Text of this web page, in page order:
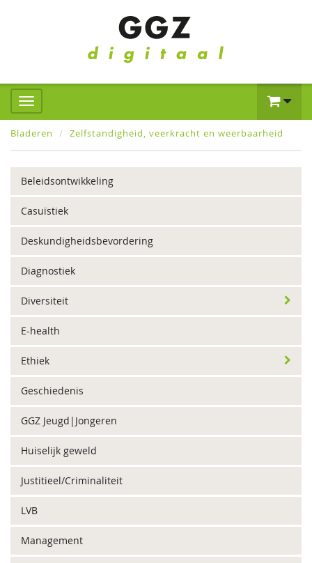
Bladeren Zelfstandigheid, veerkracht en weerbaarheid
Beleidsontwikkeling
Casuïstiek
Deskundigheidsbevordering
Diagnostiek
Diversiteit
E-health
Ethiek
Geschiedenis
GGZ Jeugd|Jongeren
Huiselijk geweld
Justitieel/Criminaliteit
LVB
Management